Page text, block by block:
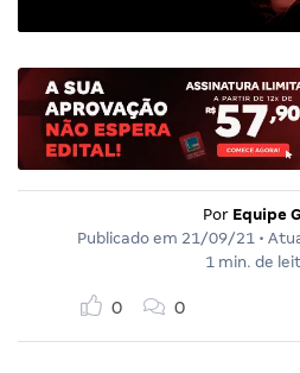
Por Equipe
Publicado em 21/09/21 •
1 min. de
0 0